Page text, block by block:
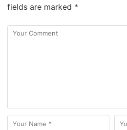
fields are marked *